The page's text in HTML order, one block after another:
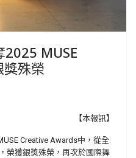
2025 MUSE
殊榮
【本報訊】
Creative Awards中，從全
榮獲銀獎殊榮，再次於國際舞